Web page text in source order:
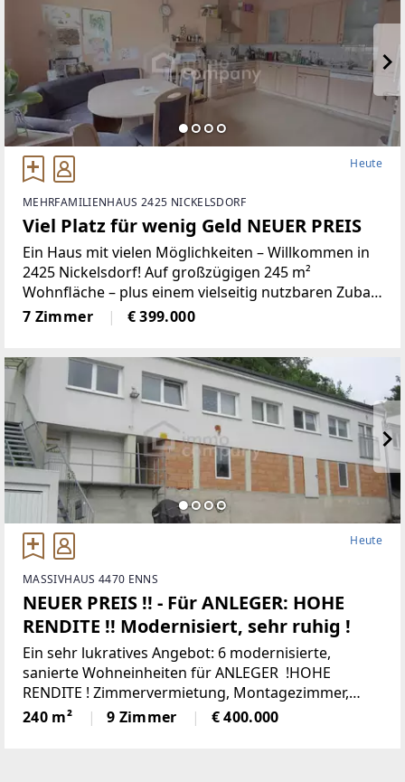
Heute
MEHRFAMILIENHAUS 2425 NICKELSDORF
Viel Platz für wenig Geld NEUER PREIS
Ein Haus mit vielen Möglichkeiten – Willkommen in
2425 Nickelsdorf! Auf großzügigen 245 m²
Wohnfläche – plus einem vielseitig nutzbaren Zubau
mit weiteren 48,5 m² – können Sie sich richtig
entfalten. Egal ob Sie mit der
7 Zimmer € 399.000
Heute
MASSIVHAUS 4470 ENNS
NEUER PREIS !! - Für ANLEGER: HOHE
RENDITE !! Modernisiert, sehr ruhig !
Ein sehr lukratives Angebot: 6 modernisierte,
sanierte Wohneinheiten für ANLEGER !HOHE
RENDITE ! Zimmervermietung, Montagezimmer,
WohnungenModernisiertes Haus, neu gestaltete
Zimmer und KleinwohnungenMit
240 m² 9 Zimmer € 400.000